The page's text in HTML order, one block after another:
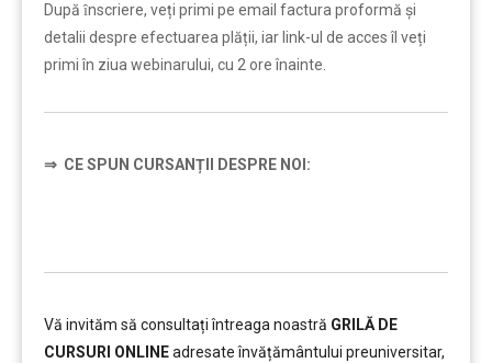
După ȋnscriere, veți primi pe email factura proformă și
detalii despre efectuarea plății, iar link-ul de acces îl veți
primi în ziua webinarului, cu 2 ore înainte.
⇒ CE SPUN CURSANȚII DESPRE NOI:
Vă invităm să consultați întreaga noastră GRILĂ DE
CURSURI ONLINEadresate învățământului preuniversitar,